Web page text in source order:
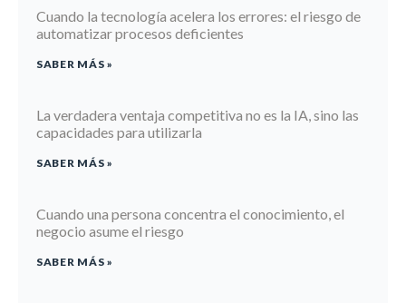
Cuando la tecnología acelera los errores: el riesgo de
automatizar procesos deficientes
SABER MÁS »
La verdadera ventaja competitiva no es la IA, sino las
capacidades para utilizarla
SABER MÁS »
Cuando una persona concentra el conocimiento, el
negocio asume el riesgo
SABER MÁS »